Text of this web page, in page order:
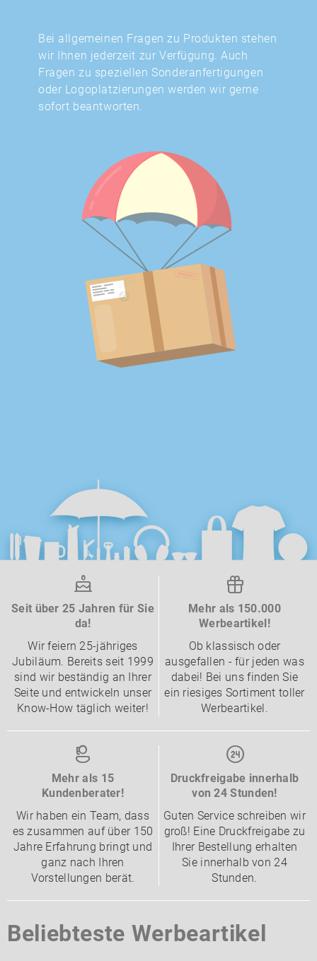
Bei allgemeinen Fragen zu Produkten stehen
wir Ihnen jederzeit zur Verfügung. Auch
Fragen zu speziellen Sonderanfertigungen
oder Logoplatzierungen werden wir gerne
sofort beantworten.
Seit über 25 Jahren für Sie
da!
Wir feiern 25-jähriges
Jubiläum. Bereits seit 1999
sind wir beständig an Ihrer
Seite und entwickeln unser
Know-How täglich weiter!
Mehr als 150.000
Werbeartikel!
Ob klassisch oder
ausgefallen - für jeden was
dabei! Bei uns finden Sie
ein riesiges Sortiment toller
Werbeartikel.
Mehr als 15
Kundenberater!
Wir haben ein Team, dass
es zusammen auf über 150
Jahre Erfahrung bringt und
ganz nach Ihren
Vorstellungen berät.
Druckfreigabe innerhalb
von 24 Stunden!
Guten Service schreiben wir
groß! Eine Druckfreigabe zu
Ihrer Bestellung erhalten
Sie innerhalb von 24
Stunden.
Beliebteste Werbeartikel